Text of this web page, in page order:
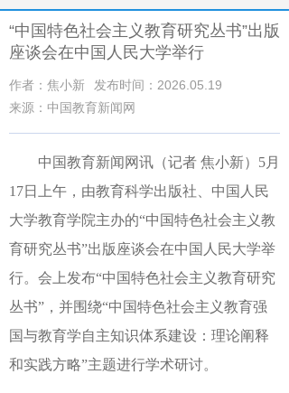
“中国特色社会主义教育研究丛书”出版
座谈会在中国人民大学举行
作者：焦小新
发布时间：2026.05.19
来源：中国教育新闻网
中国教育新闻网讯（记者 焦小新）5月
17日
上午 ， 由教育科学出版社
中国人民
大学教育学院主办的“中国特色社会主义教
育研究丛书”出版座谈会在中国人民大学举
行。 会上发布“中国特色社会主义教育研究
丛书” ，并围绕“中国特色社会主义教育强
国与教育学自主知识体系建设：理论阐释
和实践方略”主题进行学术研讨。